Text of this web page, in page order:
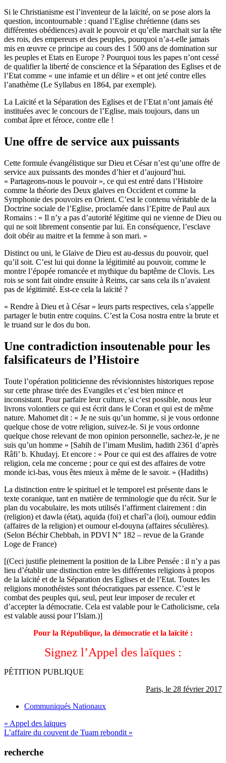
Si le Christianisme est l’inventeur de la laïcité, on se pose alors la
question, incontournable : quand l’Eglise chrétienne (dans ses
différentes obédiences) avait le pouvoir et qu’elle marchait sur la tête
des rois, des empereurs et des peuples, pourquoi n’a-t-elle jamais
mis en œuvre ce principe au cours des 1 500 ans de domination sur
les peuples et Etats en Europe ? Pourquoi tous les papes n’ont cessé
de qualifier la liberté de conscience et la Séparation des Eglises et de
l’Etat comme « une infamie et un délire » et ont jeté contre elles
l’anathème (Le Syllabus en 1864, par exemple).
La Laïcité et la Séparation des Eglises et de l’Etat n’ont jamais été
instituées avec le concours de l’Eglise, mais toujours, dans un
combat âpre et féroce, contre elle !
Une offre de service aux puissants
Cette formule évangélistique sur Dieu et César n’est qu’une offre de
service aux puissants des mondes d’hier et d’aujourd’hui.
« Partageons-nous le pouvoir », ce qui est entré dans l’Histoire
comme la théorie des Deux glaives en Occident et comme la
Symphonie des pouvoirs en Orient. C’est le contenu véritable de la
Doctrine sociale de l’Eglise, proclamée dans l’Epitre de Paul aux
Romains : « Il n’y a pas d’autorité légitime qui ne vienne de Dieu ou
qui ne soit librement consentie par lui. En conséquence, l’esclave
doit obéir au maitre et la femme à son mari. »
Distinct ou uni, le Glaive de Dieu est au-dessus du pouvoir, quel
qu’il soit. C’est lui qui donne la légitimité au pouvoir, comme le
montre l’épopée romancée et mythique du baptême de Clovis. Les
rois se sont fait oindre ensuite à Reims, car sans cela ils n’avaient
pas de légitimité. Est-ce cela la laïcité ?
« Rendre à Dieu et à César » leurs parts respectives, cela s’appelle
partager le butin entre coquins. C’est la Cosa nostra entre la brute et
le truand sur le dos du bon.
Une contradiction insoutenable pour les
falsificateurs de l’Histoire
Toute l’opération politicienne des révisionnistes historiques repose
sur cette phrase tirée des Evangiles et c’est bien mince et
inconsistant. Pour parfaire leur culture, si c‘est possible, nous leur
livrons volontiers ce qui est écrit dans le Coran et qui est de même
nature. Mahomet dit : « Je ne suis qu’un homme, si je vous ordonne
quelque chose de votre religion, suivez-le. Si je vous ordonne
quelque chose relevant de mon opinion personnelle, sachez-le, je ne
suis qu’un homme » [Sahih de l’imam Muslim, hadith 2361 d’après
Râfi’ b. Khudayj. Et encore : « Pour ce qui est des affaires de votre
religion, cela me concerne ; pour ce qui est des affaires de votre
monde ici-bas, vous êtes mieux à même de le savoir. » (Hadiths)
La distinction entre le spirituel et le temporel est présente dans le
texte coranique, tant en matière de terminologie que du récit. Sur le
plan du vocabulaire, les mots utilisés l’affirment clairement : din
(religion) et dawla (état), aquida (foi) et charî’a (loi), oumour eddin
(affaires de la religion) et oumour el-douyna (affaires séculières).
(Selon Béchir Chebbah, in PDVI N° 182 – revue de la Grande
Loge de France)
[(Ceci justifie pleinement la position de la Libre Pensée : il n’y a pas
lieu d’établir une distinction entre les différentes religions à propos
de la laïcité et de la Séparation des Eglises et de l’Etat. Toutes les
religions monothéistes sont théocratiques par essence. C’est le
combat des peuples qui, seul, peut leur imposer de reculer et
d’accepter la démocratie. Cela est valable pour le Catholicisme, cela
est valable aussi pour l’Islam.)]
Pour la République, la démocratie et la laïcité :
Signez l’Appel des laïques :
PÉTITION PUBLIQUE
Paris, le 28 février 2017
Communiqués Nationaux
Navigation
de
l’article
« Appel des laïques
L’affaire du couvent de Tuam rebondit »
recherche